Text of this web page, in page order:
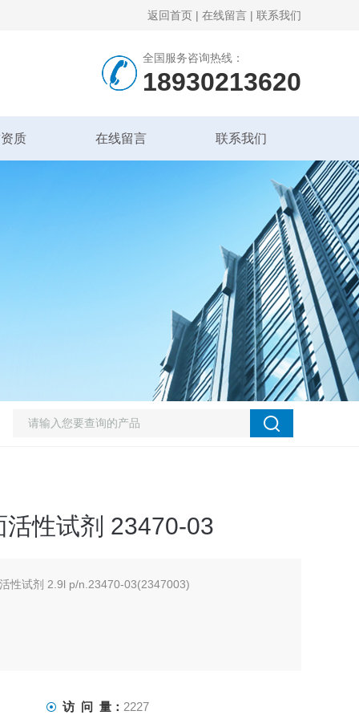
返回首页 | 在线留言 | 联系我们
全国服务咨询热线：
18930213620
质 在线留言 联系我们
性试剂 23470-03
性试剂 2.9l p/n.23470-03(2347003)
访 问 量： 2227